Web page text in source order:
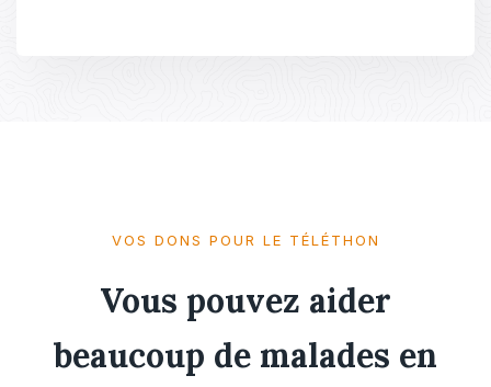
VOS DONS POUR LE TÉLÉTHON
Vous pouvez aider
beaucoup de malades en